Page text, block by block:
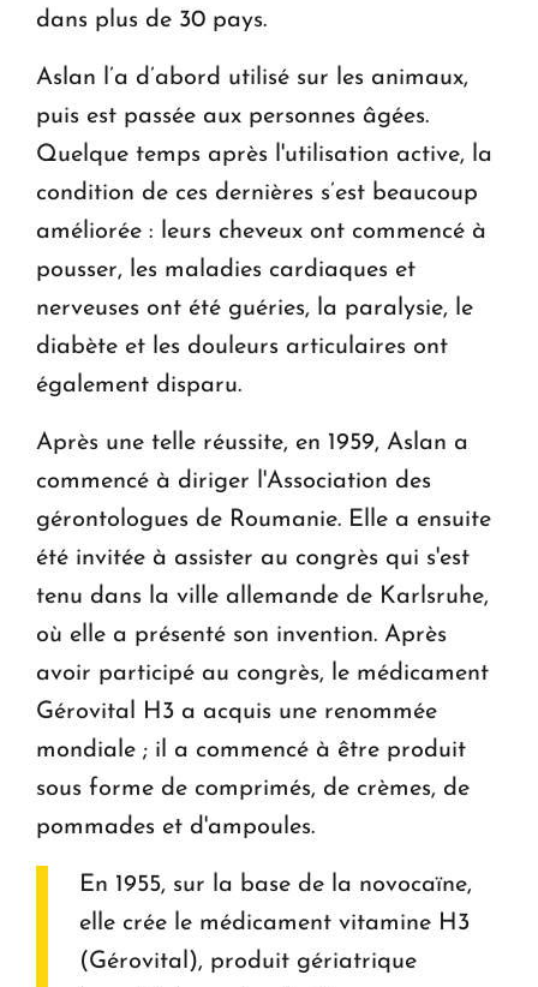
dans plus de 30 pays.
Aslan l’a d’abord utilisé sur les animaux,
puis est passée aux personnes âgées.
Quelque temps après l'utilisation active, la
condition de ces dernières s’est beaucoup
améliorée : leurs cheveux ont commencé à
pousser, les maladies cardiaques et
nerveuses ont été guéries, la paralysie, le
diabète et les douleurs articulaires ont
également disparu.
Après une telle réussite, en 1959, Aslan a
commencé à diriger l'Association des
gérontologues de Roumanie. Elle a ensuite
été invitée à assister au congrès qui s'est
tenu dans la ville allemande de Karlsruhe,
où elle a présenté son invention. Après
avoir participé au congrès, le médicament
Gérovital H3 a acquis une renommée
mondiale ; il a commencé à être produit
sous forme de comprimés, de crèmes, de
pommades et d'ampoules.
En 1955, sur la base de la novocaïne,
elle crée le médicament vitamine H3
(Gérovital), produit gériatrique